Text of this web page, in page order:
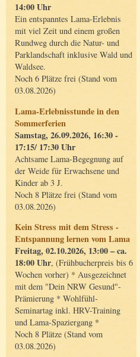
14:00 Uhr
Ein entspanntes Lama-Erlebnis
mit viel Zeit und einem großen
Rundweg durch die Natur- und
Parklandschaft inklusive Wald und
Waldsee.
Noch 6 Plätze frei (Stand vom
03.08.2026)
Lama-Erlebnisstunde in den
Sommerferien
Samstag, 26.09.2026, 16:30 -
17:15/ 17:30 Uhr
Achtsame Lama-Begegnung auf
der Weide für Erwachsene und
Kinder ab 3 J.
Noch 8 Plätze frei (Stand vom
03.08.2026)
Kein Stress mit dem Stress -
Entspannung lernen vom Lama
Freitag, 02.10.2026, 13:00 – ca.
18:00 Uhr, (Frühbucherpreis bis 6
Wochen vorher) * Ausgezeichnet
mit dem "Dein NRW Gesund"-
Prämierung * Wohlfühl-
Seminartag inkl. HRV-Training
und Lama-Spaziergang *
Noch 8 Plätze (Stand vom
03.08.2026)